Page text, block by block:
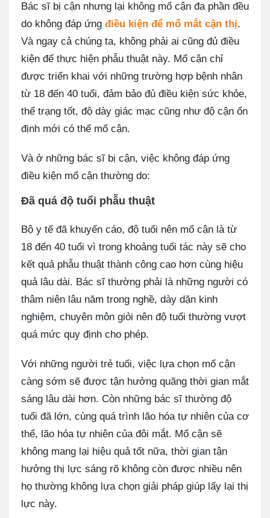
Bác sĩ bị cận nhưng lại không mổ cận đa phần đều
do không đáp ứng điều kiện để mổ mắt cận thị.
Và ngay cả chúng ta, không phải ai cũng đủ điều
kiện để thực hiện phẫu thuật này. Mổ cận chỉ
được triển khai với những trường hợp bệnh nhân
từ 18 đến 40 tuổi, đảm bảo đủ điều kiện sức khỏe,
thể trạng tốt, độ dày giác mạc cũng như độ cận ổn
định mới có thể mổ cận.
Và ở những bác sĩ bị cận, việc không đáp ứng
điều kiện mổ cận thường do:
Đã quá độ tuổi phẫu thuật
Bộ y tế đã khuyến cáo, độ tuổi nên mổ cận là từ
18 đến 40 tuổi vì trong khoảng tuổi tác này sẽ cho
kết quả phẫu thuật thành công cao hơn cùng hiệu
quả lâu dài. Bác sĩ thường phải là những người có
thâm niên lâu năm trong nghề, dày dặn kinh
nghiệm, chuyên môn giỏi nên độ tuổi thường vượt
quá mức quy định cho phép.
Với những người trẻ tuổi, việc lựa chọn mổ cận
càng sớm sẽ được tận hưởng quãng thời gian mắt
sáng lâu dài hơn. Còn những bác sĩ thường độ
tuổi đã lớn, cùng quá trình lão hóa tự nhiên của cơ
thể, lão hóa tự nhiên của đôi mắt. Mổ cận sẽ
không mang lại hiệu quả tốt nữa, thời gian tận
hưởng thị lực sáng rõ không còn được nhiều nên
họ thường không lựa chọn giải pháp giúp lấy lại thị
lực này.